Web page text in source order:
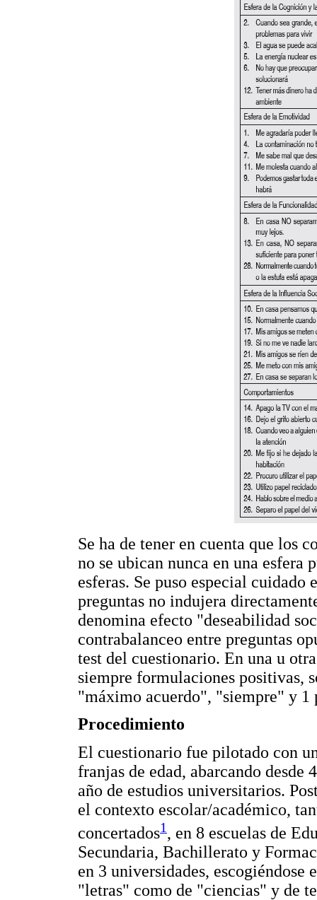
Se ha de tener en cuenta que los
no se ubican nunca en una esfera
esferas. Se puso especial
preguntas no indujera
denomina efecto "deseabilidad
contrabalanceo entre preguntas
test del cuestionario. En una u
siempre formulaciones positivas,
"máximo acuerdo", "siempre" y 1
Procedimiento
El cuestionario fue pilotado con
franjas de edad, abarcando desde
año de estudios universitarios.
el contexto escolar/académico,
concertados1, en 8 escuelas de
Secundaria, Bachillerato y
en 3 universidades, escogiéndose
"letras" como de "ciencias" y de